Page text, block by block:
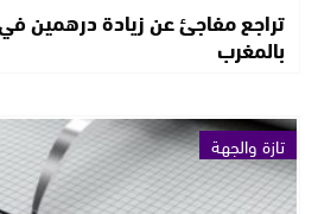
تراجع مفاجئ عن زيادة درهمين في
بالمغرب
تازة والجهة